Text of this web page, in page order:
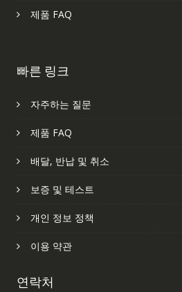
제품 FAQ
빠른 링크
자주하는 질문
제품 FAQ
배달, 반납 및 취소
보증 및 테스트
개인 정보 정책
이용 약관
연락처